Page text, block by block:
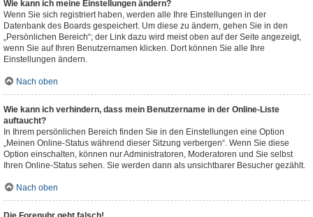
Wie kann ich meine Einstellungen ändern?
Wenn Sie sich registriert haben, werden alle Ihre Einstellungen in der
Datenbank des Boards gespeichert. Um diese zu ändern, gehen Sie in den
„Persönlichen Bereich“; der Link dazu wird meist oben auf der Seite angezeigt,
wenn Sie auf Ihren Benutzernamen klicken. Dort können Sie alle Ihre
Einstellungen ändern.
Nach oben
Wie kann ich verhindern, dass mein Benutzername in der Online-Liste
auftaucht?
In Ihrem persönlichen Bereich finden Sie in den Einstellungen eine Option
„Meinen Online-Status während dieser Sitzung verbergen“. Wenn Sie diese
Option einschalten, können nur Administratoren, Moderatoren und Sie selbst
Ihren Online-Status sehen. Sie werden dann als unsichtbarer Besucher gezählt.
Nach oben